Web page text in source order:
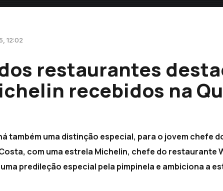
12:02
restaurantes
recebidos na
também uma distinção especial, para o jovem chefe
com uma estrela Michelin, chefe do restaurante
predileção especial pela pimpinela e ambiciona a